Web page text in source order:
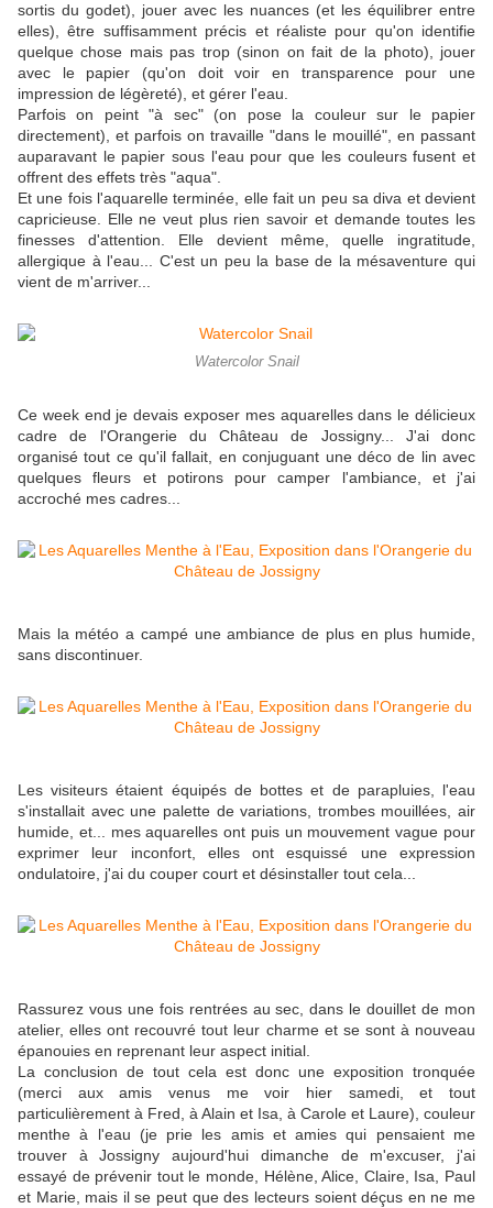
sortis du godet), jouer avec les nuances (et les équilibrer entre
elles), être suffisamment précis et réaliste pour qu'on identifie
quelque chose mais pas trop (sinon on fait de la photo), jouer
avec le papier (qu'on doit voir en transparence pour une
impression de légèreté), et gérer l'eau.
Parfois on peint "à sec" (on pose la couleur sur le papier
directement), et parfois on travaille "dans le mouillé", en passant
auparavant le papier sous l'eau pour que les couleurs fusent et
offrent des effets très "aqua".
Et une fois l'aquarelle terminée, elle fait un peu sa diva et devient
capricieuse. Elle ne veut plus rien savoir et demande toutes les
finesses d'attention. Elle devient même, quelle ingratitude,
allergique à l'eau... C'est un peu la base de la mésaventure qui
vient de m'arriver...
Watercolor Snail
Ce week end je devais exposer mes aquarelles dans le délicieux
cadre de l'Orangerie du Château de Jossigny... J'ai donc
organisé tout ce qu'il fallait, en conjuguant une déco de lin avec
quelques fleurs et potirons pour camper l'ambiance, et j'ai
accroché mes cadres...
Mais la météo a campé une ambiance de plus en plus humide,
sans discontinuer.
Les visiteurs étaient équipés de bottes et de parapluies, l'eau
s'installait avec une palette de variations, trombes mouillées, air
humide, et... mes aquarelles ont puis un mouvement vague pour
exprimer leur inconfort, elles ont esquissé une expression
ondulatoire, j'ai du couper court et désinstaller tout cela...
Rassurez vous une fois rentrées au sec, dans le douillet de mon
atelier, elles ont recouvré tout leur charme et se sont à nouveau
épanouies en reprenant leur aspect initial.
La conclusion de tout cela est donc une exposition tronquée
(merci aux amis venus me voir hier samedi, et tout
particulièrement à Fred, à Alain et Isa, à Carole et Laure), couleur
menthe à l'eau (je prie les amis et amies qui pensaient me
trouver à Jossigny aujourd'hui dimanche de m'excuser, j'ai
essayé de prévenir tout le monde, Hélène, Alice, Claire, Isa, Paul
et Marie, mais il se peut que des lecteurs soient déçus en ne me